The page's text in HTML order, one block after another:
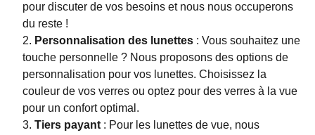
pour discuter de vos besoins et nous nous occuperons
du reste !
Personnalisation des lunettes : Vous souhaitez une
touche personnelle ? Nous proposons des options de
personnalisation pour vos lunettes. Choisissez la
couleur de vos verres ou optez pour des verres à la vue
pour un confort optimal.
Tiers payant : Pour les lunettes de vue, nous